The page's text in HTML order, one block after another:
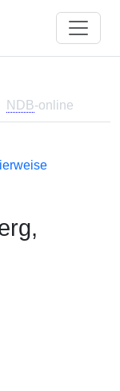
NDB-online